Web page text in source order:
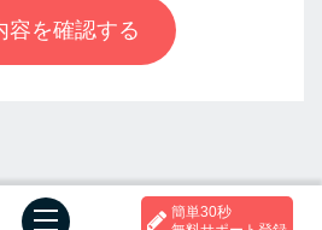
容を確認する
簡単30秒